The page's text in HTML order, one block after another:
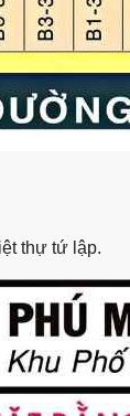
thự tứ lập.